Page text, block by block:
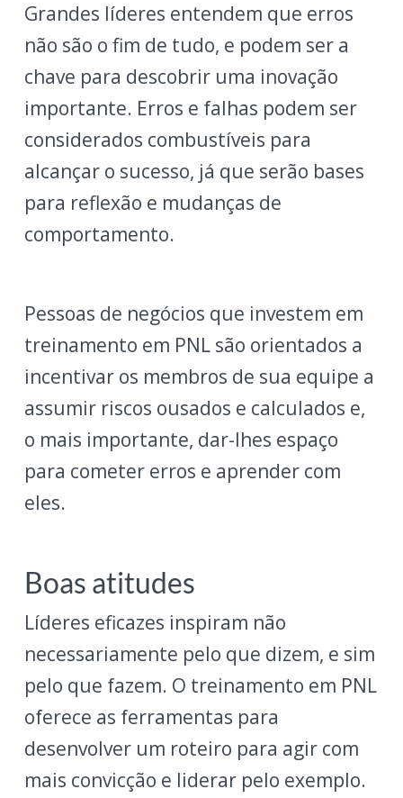
Grandes líderes entendem que erros
não são o fim de tudo, e podem ser a
chave para descobrir uma inovação
importante. Erros e falhas podem ser
considerados combustíveis para
alcançar o sucesso, já que serão bases
para reflexão e mudanças de
comportamento.
Pessoas de negócios que investem em
treinamento em PNL são orientados a
incentivar os membros de sua equipe a
assumir riscos ousados e calculados e,
o mais importante, dar-lhes espaço
para cometer erros e aprender com
eles.
Boas atitudes
Líderes eficazes inspiram não
necessariamente pelo que dizem, e sim
pelo que fazem. O treinamento em PNL
oferece as ferramentas para
desenvolver um roteiro para agir com
mais convicção e liderar pelo exemplo.